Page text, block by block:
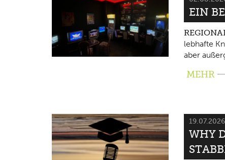
EIN
lebhafte
aber
MEHR
19.07.2026
WHY